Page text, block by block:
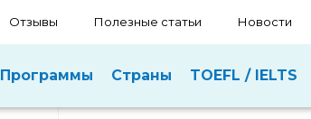
Отзывы Полезные статьи Новости
Программы Страны TOEFL / IELTS